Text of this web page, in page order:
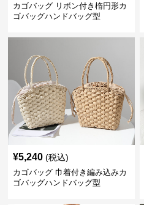
カゴバッグ リボン付き楕円形カ
ゴバッグハンドバッグ型
¥5,240 (税込)
カゴバッグ 巾着付き編み込みカ
ゴバッグハンドバッグ型